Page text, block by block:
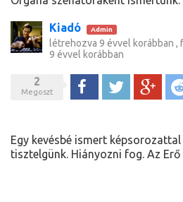
Kiadó Admin
létrehozva 9 évvel korábban ,
9 évvel korábban
2
Megoszt MegosztTweet Google+
Egy kevésbé ismert
tisztelgünk. Hiányozni fog. Az Erő